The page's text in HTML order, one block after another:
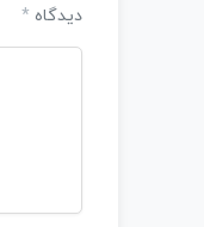
دیدگاه *